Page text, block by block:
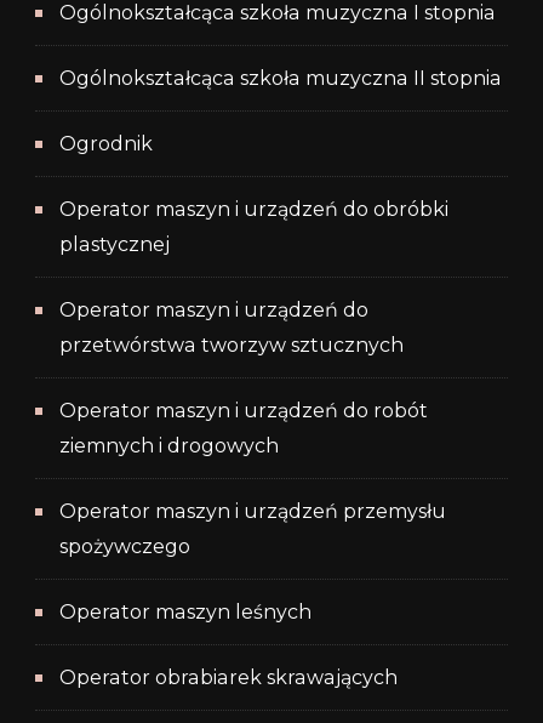
Ogólnokształcąca szkoła muzyczna I stopnia
Ogólnokształcąca szkoła muzyczna II stopnia
Ogrodnik
Operator maszyn i urządzeń do obróbki
plastycznej
Operator maszyn i urządzeń do
przetwórstwa tworzyw sztucznych
Operator maszyn i urządzeń do robót
ziemnych i drogowych
Operator maszyn i urządzeń przemysłu
spożywczego
Operator maszyn leśnych
Operator obrabiarek skrawających